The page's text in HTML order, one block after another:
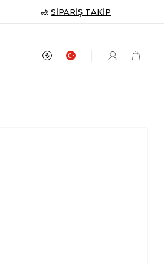
SIPARIŞ TAKIP